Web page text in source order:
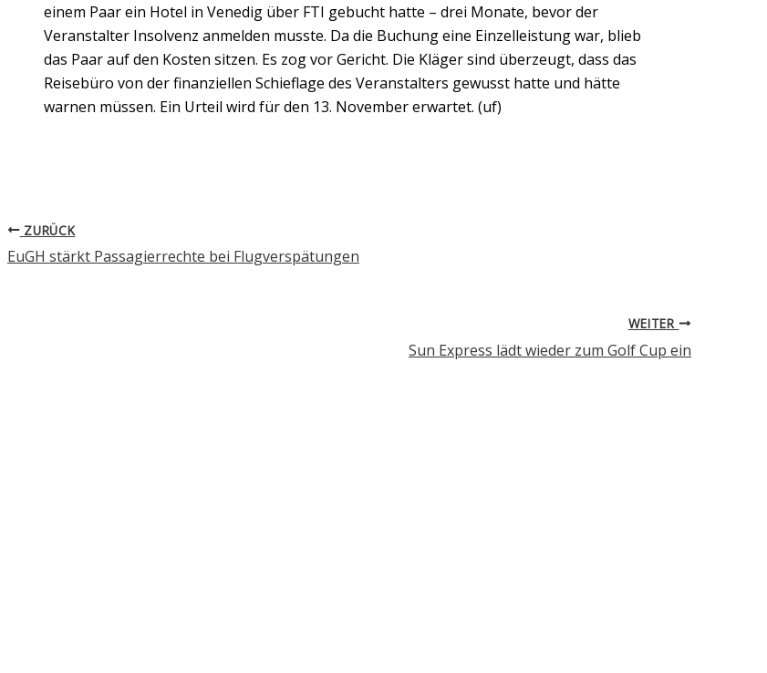
einem Paar ein Hotel in Venedig über FTI gebucht hatte – drei Monate, bevor der
Veranstalter Insolvenz anmelden musste. Da die Buchung eine Einzelleistung war, blieb
das Paar auf den Kosten sitzen. Es zog vor Gericht. Die Kläger sind überzeugt, dass das
Reisebüro von der finanziellen Schieflage des Veranstalters gewusst hatte und hätte
warnen müssen. Ein Urteil wird für den 13. November erwartet. (uf)
ZURÜCK
EuGH stärkt Passagierrechte bei Flugverspätungen
WEITER
Sun Express lädt wieder zum Golf Cup ein